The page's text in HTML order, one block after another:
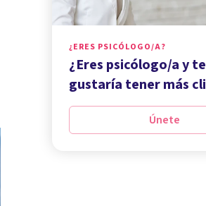
¿ERES PSICÓLOGO/A?
¿Eres psicólogo/a y te
gustaría tener más
Únete